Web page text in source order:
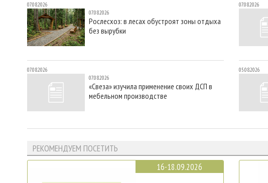
07.08.2026
07.08.2026
Рослесхоз: в лесах обустроят зоны отдыха
без вырубки
07.08.2026
07.08.2026
«Свеза» изучила применение своих ДСП в
мебельном производстве
07.08.2026
05.08.2026
РЕКОМЕНДУЕМ ПОСЕТИТЬ
16-18.09.2026